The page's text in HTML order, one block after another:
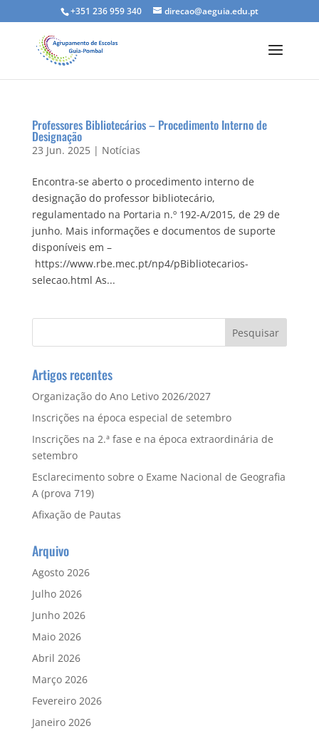
+351 236 959 340 direcao@aeguia.edu.pt
Professores Bibliotecários – Procedimento Interno de
Designação
23 Jun. 2025| Notícias
Encontra-se aberto o procedimento interno de
designação do professor bibliotecário,
regulamentado na Portaria n.º 192-A/2015, de 29 de
junho. Mais informações e documentos de suporte
disponíveis em –
https://www.rbe.mec.pt/np4/pBibliotecarios-
selecao.html As...
Artigos recentes
Organização do Ano Letivo 2026/2027
Inscrições na época especial de setembro
Inscrições na 2.ª fase e na época extraordinária de
setembro
Esclarecimento sobre o Exame Nacional de Geografia
A (prova 719)
Afixação de Pautas
Arquivo
Agosto 2026
Julho 2026
Junho 2026
Maio 2026
Abril 2026
Março 2026
Fevereiro 2026
Janeiro 2026